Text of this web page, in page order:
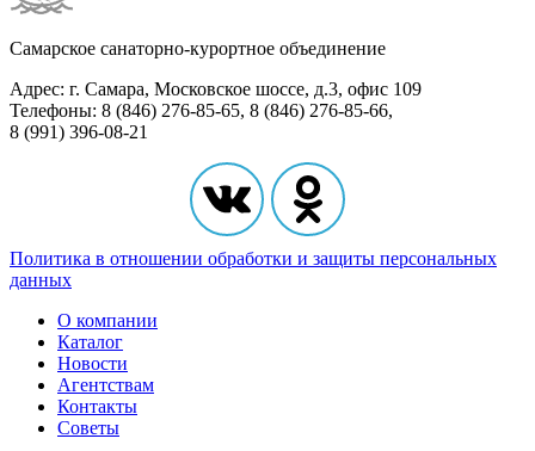
Самарское санаторно-курортное объединение
Адрес: г. Самара, Московское шоссе, д.3, офис 109
Телефоны: 8 (846) 276-85-65, 8 (846) 276-85-66,
8 (991) 396-08-21
Политика в отношении обработки и защиты персональных
данных
О компании
Каталог
Новости
Агентствам
Контакты
Советы